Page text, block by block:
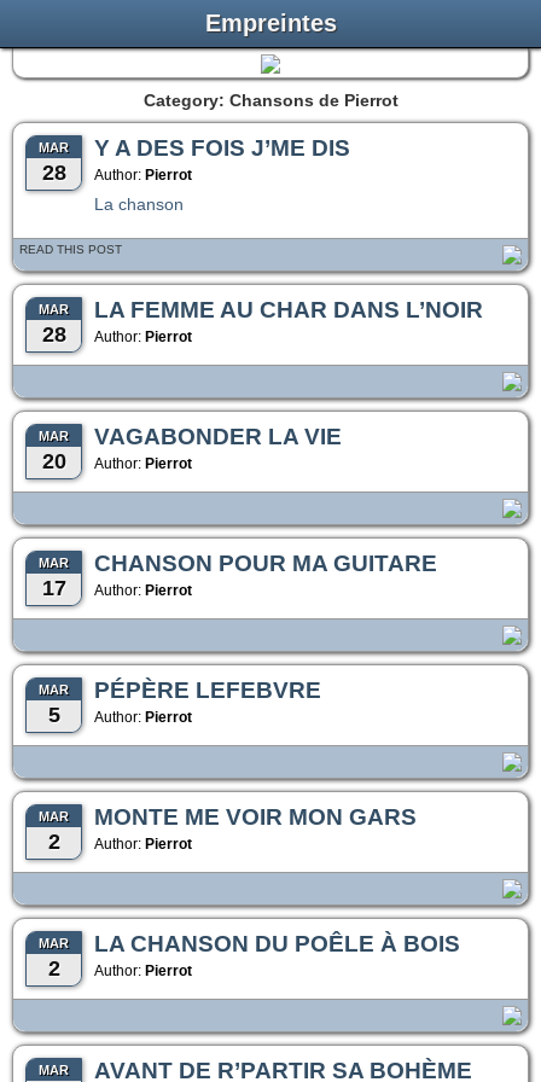
Empreintes
Category: Chansons de Pierrot
MAR
28
Y A DES FOIS J’ME DIS
Author: Pierrot
La chanson
READ THIS POST
MAR
28
LA FEMME AU CHAR DANS L’NOIR
Author: Pierrot
MAR
20
VAGABONDER LA VIE
Author: Pierrot
MAR
17
CHANSON POUR MA GUITARE
Author: Pierrot
MAR
5
PÉPÈRE LEFEBVRE
Author: Pierrot
MAR
2
MONTE ME VOIR MON GARS
Author: Pierrot
MAR
2
LA CHANSON DU POÊLE À BOIS
Author: Pierrot
MAR AVANT DE R’PARTIR SA BOHÈME